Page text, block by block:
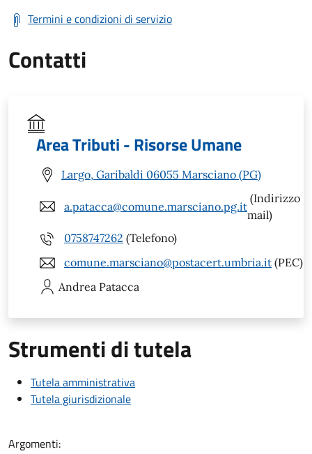
Termini e condizioni di servizio
Contatti
Area Tributi - Risorse Umane
Largo, Garibaldi 06055 Marsciano (PG)
a.patacca@comune.marsciano.pg.it
(Indirizzo
mail)
0758747262 (Telefono)
comune.marsciano@postacert.umbria.it (PEC)
Andrea Patacca
Strumenti di tutela
Tutela amministrativa
Tutela giurisdizionale
Argomenti: